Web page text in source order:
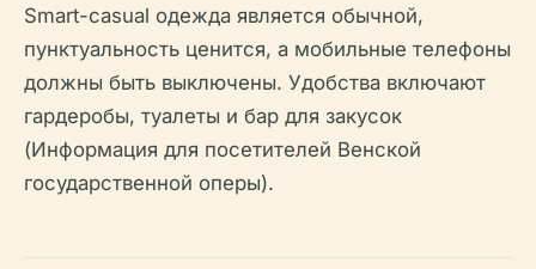
Smart-casual одежда является обычной,
пунктуальность ценится, а мобильные телефоны
должны быть выключены. Удобства включают
гардеробы, туалеты и бар для закусок
(Информация для посетителей Венской
государственной оперы).